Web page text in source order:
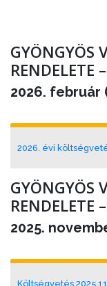
GYÖNGYÖS
RENDELETE
2026.
2026. évi
GYÖNGYÖS
RENDELETE
2025.
Költségvetés